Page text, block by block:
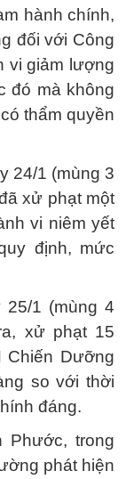
hành chính,
đối với Công
vi giảm lượng
đó mà không
thẩm quyền
24/1 (mùng 3
xử phạt một
vi niêm yết
định, mức
1 (mùng 4
xử phạt 15
Chiến Dưỡng
so với thời
đáng.
Phước, trong
phát hiện